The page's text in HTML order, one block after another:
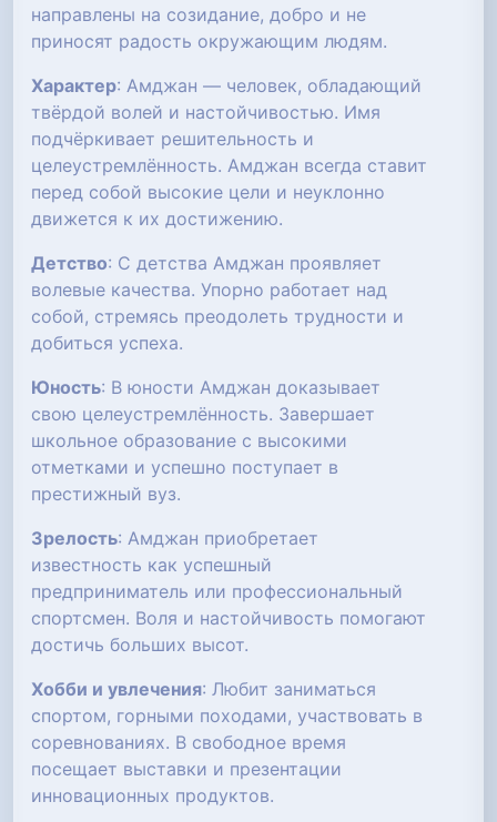
направлены на созидание, добро и не
приносят радость окружающим людям.
Характер: Амджан — человек, обладающий
твёрдой волей и настойчивостью. Имя
подчёркивает решительность и
целеустремлённость. Амджан всегда ставит
перед собой высокие цели и неуклонно
движется к их достижению.
Детство: С детства Амджан проявляет
волевые качества. Упорно работает над
собой, стремясь преодолеть трудности и
добиться успеха.
Юность: В юности Амджан доказывает
свою целеустремлённость. Завершает
школьное образование с высокими
отметками и успешно поступает в
престижный вуз.
Зрелость: Амджан приобретает
известность как успешный
предприниматель или профессиональный
спортсмен. Воля и настойчивость помогают
достичь больших высот.
Хобби и увлечения: Любит заниматься
спортом, горными походами, участвовать в
соревнованиях. В свободное время
посещает выставки и презентации
инновационных продуктов.